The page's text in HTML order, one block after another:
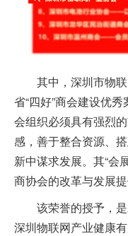
其中，深圳市物
省“四好”商会建设优
会组织必须具有强烈
感，善于整合资源、
新中谋求发展。其“会
商协会的改革与发展
该荣誉的授予，
深圳物联网产业健康